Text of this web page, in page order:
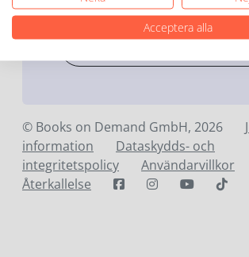
© Books on Demand GmbH, 2026
information
Dataskydds- och
integritetspolicy
Användarvillkor
Återkallelse
Acceptera alla